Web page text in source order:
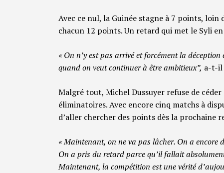
Avec ce nul, la Guinée stagne à 7 points,
chacun 12 points. Un retard qui met le Syli
« On n’y est pas arrivé et forcément la
quand on veut continuer à être ambitieux”, a-t-il
Malgré tout, Michel Dussuyer refuse de
éliminatoires. Avec encore cinq matchs à
d’aller chercher des points dès la prochaine
« Maintenant, on ne va pas lâcher. On a encore
On a pris du retard parce qu’il fallait
Maintenant, la compétition est une vérité